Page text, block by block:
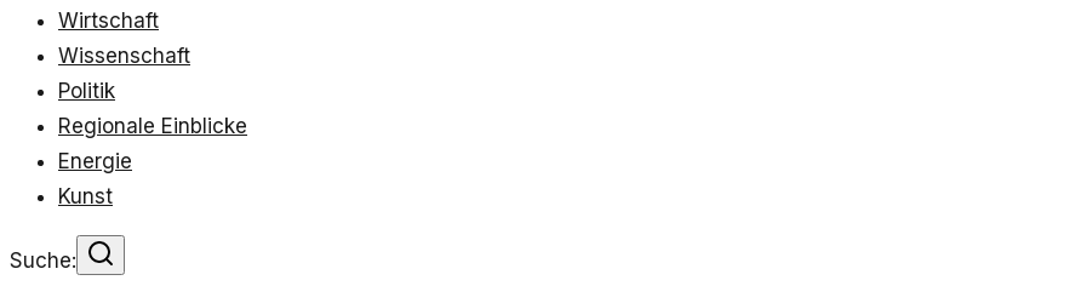
Wirtschaft
Wissenschaft
Politik
Regionale Einblicke
Energie
Kunst
Suche: